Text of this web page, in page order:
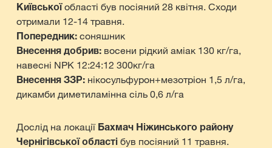
Київськоїобласті був посіяний 28 квітня. Сходи
отримали 12-14 травня.
Попередник: соняшник
Внесення добрив: восени рідкий аміак 130 кг/га,
навесні NPK 12:24:12 300кг/га
Внесення ЗЗР: нікосульфурон+мезотріон 1,5 л/га,
дикамби диметиламінна сіль 0,6 л/га
Дослід на локації Бахмач Ніжинського району
Чернігівської області був посіяний 11 травня.